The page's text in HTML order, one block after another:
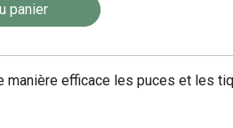
panier
manière efficace les puces et les